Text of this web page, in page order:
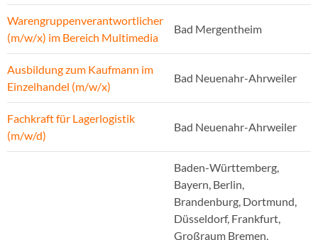
Warengruppenverantwortlicher
(m/w/x) im Bereich Multimedia
Bad Mergentheim
Ausbildung zum Kaufmann im
Einzelhandel (m/w/x)
Bad Neuenahr-Ahrweiler
Fachkraft für Lagerlogistik
(m/w/d)
Bad Neuenahr-Ahrweiler
Baden-Württemberg,
Bayern, Berlin,
Brandenburg, Dortmund,
Düsseldorf, Frankfurt,
Großraum Bremen,